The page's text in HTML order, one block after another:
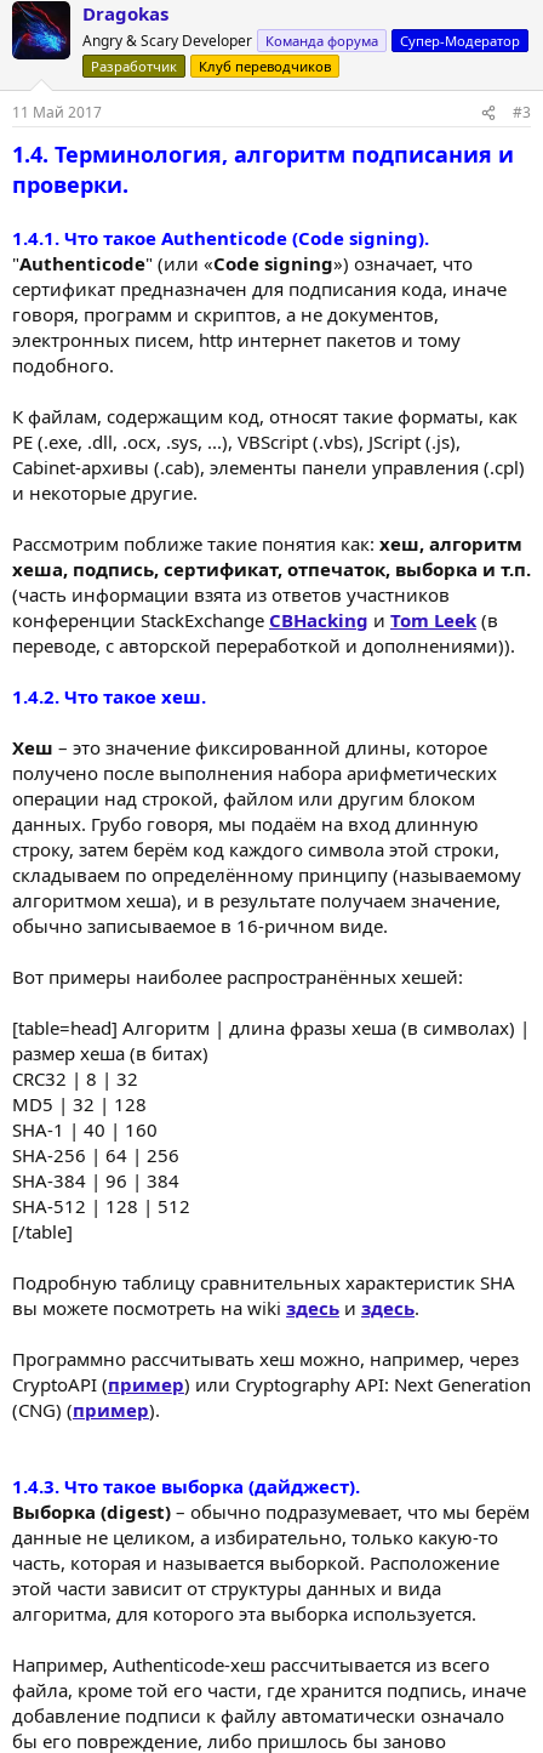
к
ц
:
Dragokas
Angry & Scary Developer Команда форума
Супер-Модератор
Разработчик
Клуб переводчиков
11 Май 2017 #3
1.4. Терминология, алгоритм подписания и
проверки.
1.4.1. Что такое Authenticode (Code signing).
"Authenticode" (или «Code signing») означает, что
сертификат предназначен для подписания кода, иначе
говоря, программ и скриптов, а не документов,
электронных писем, http интернет пакетов и тому
подобного.
К файлам, содержащим код, относят такие форматы, как
PE (.exe, .dll, .ocx, .sys, ...), VBScript (.vbs), JScript (.js),
Cabinet-архивы (.cab), элементы панели управления (.cpl)
и некоторые другие.
Рассмотрим поближе такие понятия как: хеш, алгоритм
хеша, подпись, сертификат, отпечаток, выборка и т.п.
(часть информации взята из ответов участников
конференции StackExchange CBHacking и Tom Leek (в
переводе, с авторской переработкой и дополнениями)).
1.4.2. Что такое хеш.
Хеш – это значение фиксированной длины, которое
получено после выполнения набора арифметических
операции над строкой, файлом или другим блоком
данных. Грубо говоря, мы подаём на вход длинную
строку, затем берём код каждого символа этой строки,
складываем по определённому принципу (называемому
алгоритмом хеша), и в результате получаем значение,
обычно записываемое в 16-ричном виде.
Вот примеры наиболее распространённых хешей:
[table=head] Алгоритм | длина фразы хеша (в символах) |
размер хеша (в битах)
CRC32 | 8 | 32
MD5 | 32 | 128
SHA-1 | 40 | 160
SHA-256 | 64 | 256
SHA-384 | 96 | 384
SHA-512 | 128 | 512
[/table]
Подробную таблицу сравнительных характеристик SHA
вы можете посмотреть на wiki здесь и здесь.
Программно рассчитывать хеш можно, например, через
CryptoAPI (пример) или Cryptography API: Next Generation
(CNG) (пример).
1.4.3. Что такое выборка (дайджест).
Выборка (digest) – обычно подразумевает, что мы берём
данные не целиком, а избирательно, только какую-то
часть, которая и называется выборкой. Расположение
этой части зависит от структуры данных и вида
алгоритма, для которого эта выборка используется.
Например, Authenticode-хеш рассчитывается из всего
файла, кроме той его части, где хранится подпись, иначе
добавление подписи к файлу автоматически означало
бы его повреждение, либо пришлось бы заново